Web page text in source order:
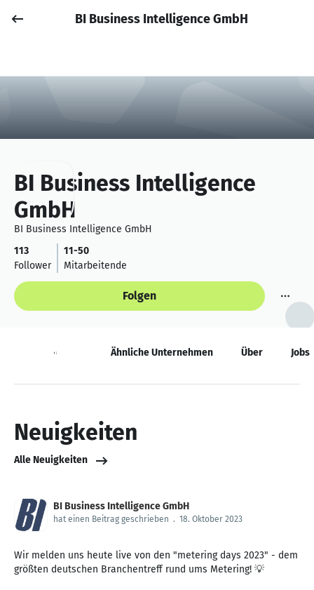
Anmelden
BI Business Intelligence GmbH
BI Business Intelligence
GmbH
BI Business Intelligence GmbH
113
Follower
11-50
Mitarbeitende
Folgen
Neuigkeiten Ähnliche Unternehmen Über Jobs
Neuigkeiten
Alle Neuigkeiten
BI Business Intelligence GmbH
hat einen Beitrag geschrieben . 18. Oktober 2023
Wir melden uns heute live von den "metering days 2023" - dem
größten deutschen Branchentreff rund ums Metering! 💡